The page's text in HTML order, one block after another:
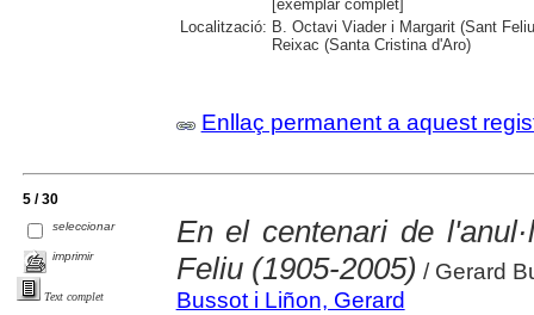
[exemplar complet]
Localització: B. Octavi Viader i Margarit (Sant
Reixac (Santa Cristina d'Aro)
Enllaç permanent a aquest
5 / 30
seleccionar
imprimir
Text complet
En el centenari de
Feliu (1905-2005) / Gerard
Bussot i Liñon, Gerard